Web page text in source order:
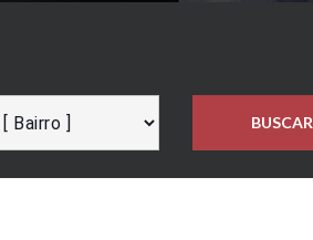
BUSCAR